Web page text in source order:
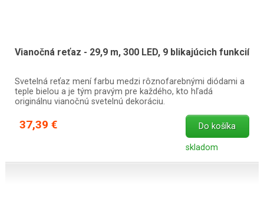
Vianočná reťaz - 29,9 m, 300 LED, 9 blikajúcich funkcií
Svetelná reťaz mení farbu medzi rôznofarebnými diódami a
teple bielou a je tým pravým pre každého, kto hľadá
originálnu vianočnú svetelnú dekoráciu.
37,39 € Do košíka
skladom